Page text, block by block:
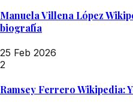
Manuela Villena López
biografía
25 Feb 2026
2
Ramsey Ferrero Wikipedia: